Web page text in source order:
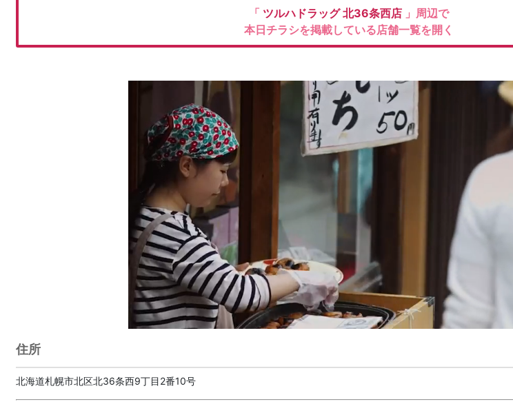
「 ツルハドラッグ北36条西店 」周辺で
本日チラシを掲載している店舗一覧を開く
住所
北海道札幌市北区北36条西9丁目2番10号